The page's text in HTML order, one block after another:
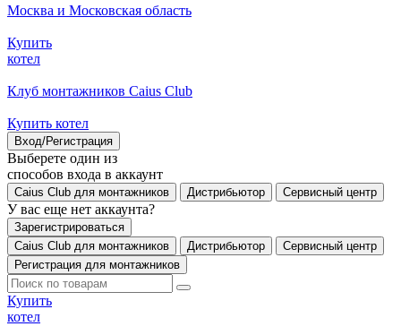
Москва и Московская область
Купить
котел
Клуб монтажников Caius Club
Купить котел
Вход/Регистрация
Выберете один из
способов входа в аккаунт
Caius Club для монтажников Дистрибьютор Сервисный центр
У вас еще нет аккаунта?
Зарегистрироваться
Caius Club для монтажников
Дистрибьютор
Сервисный центр
Регистрация для монтажников
Купить
котел